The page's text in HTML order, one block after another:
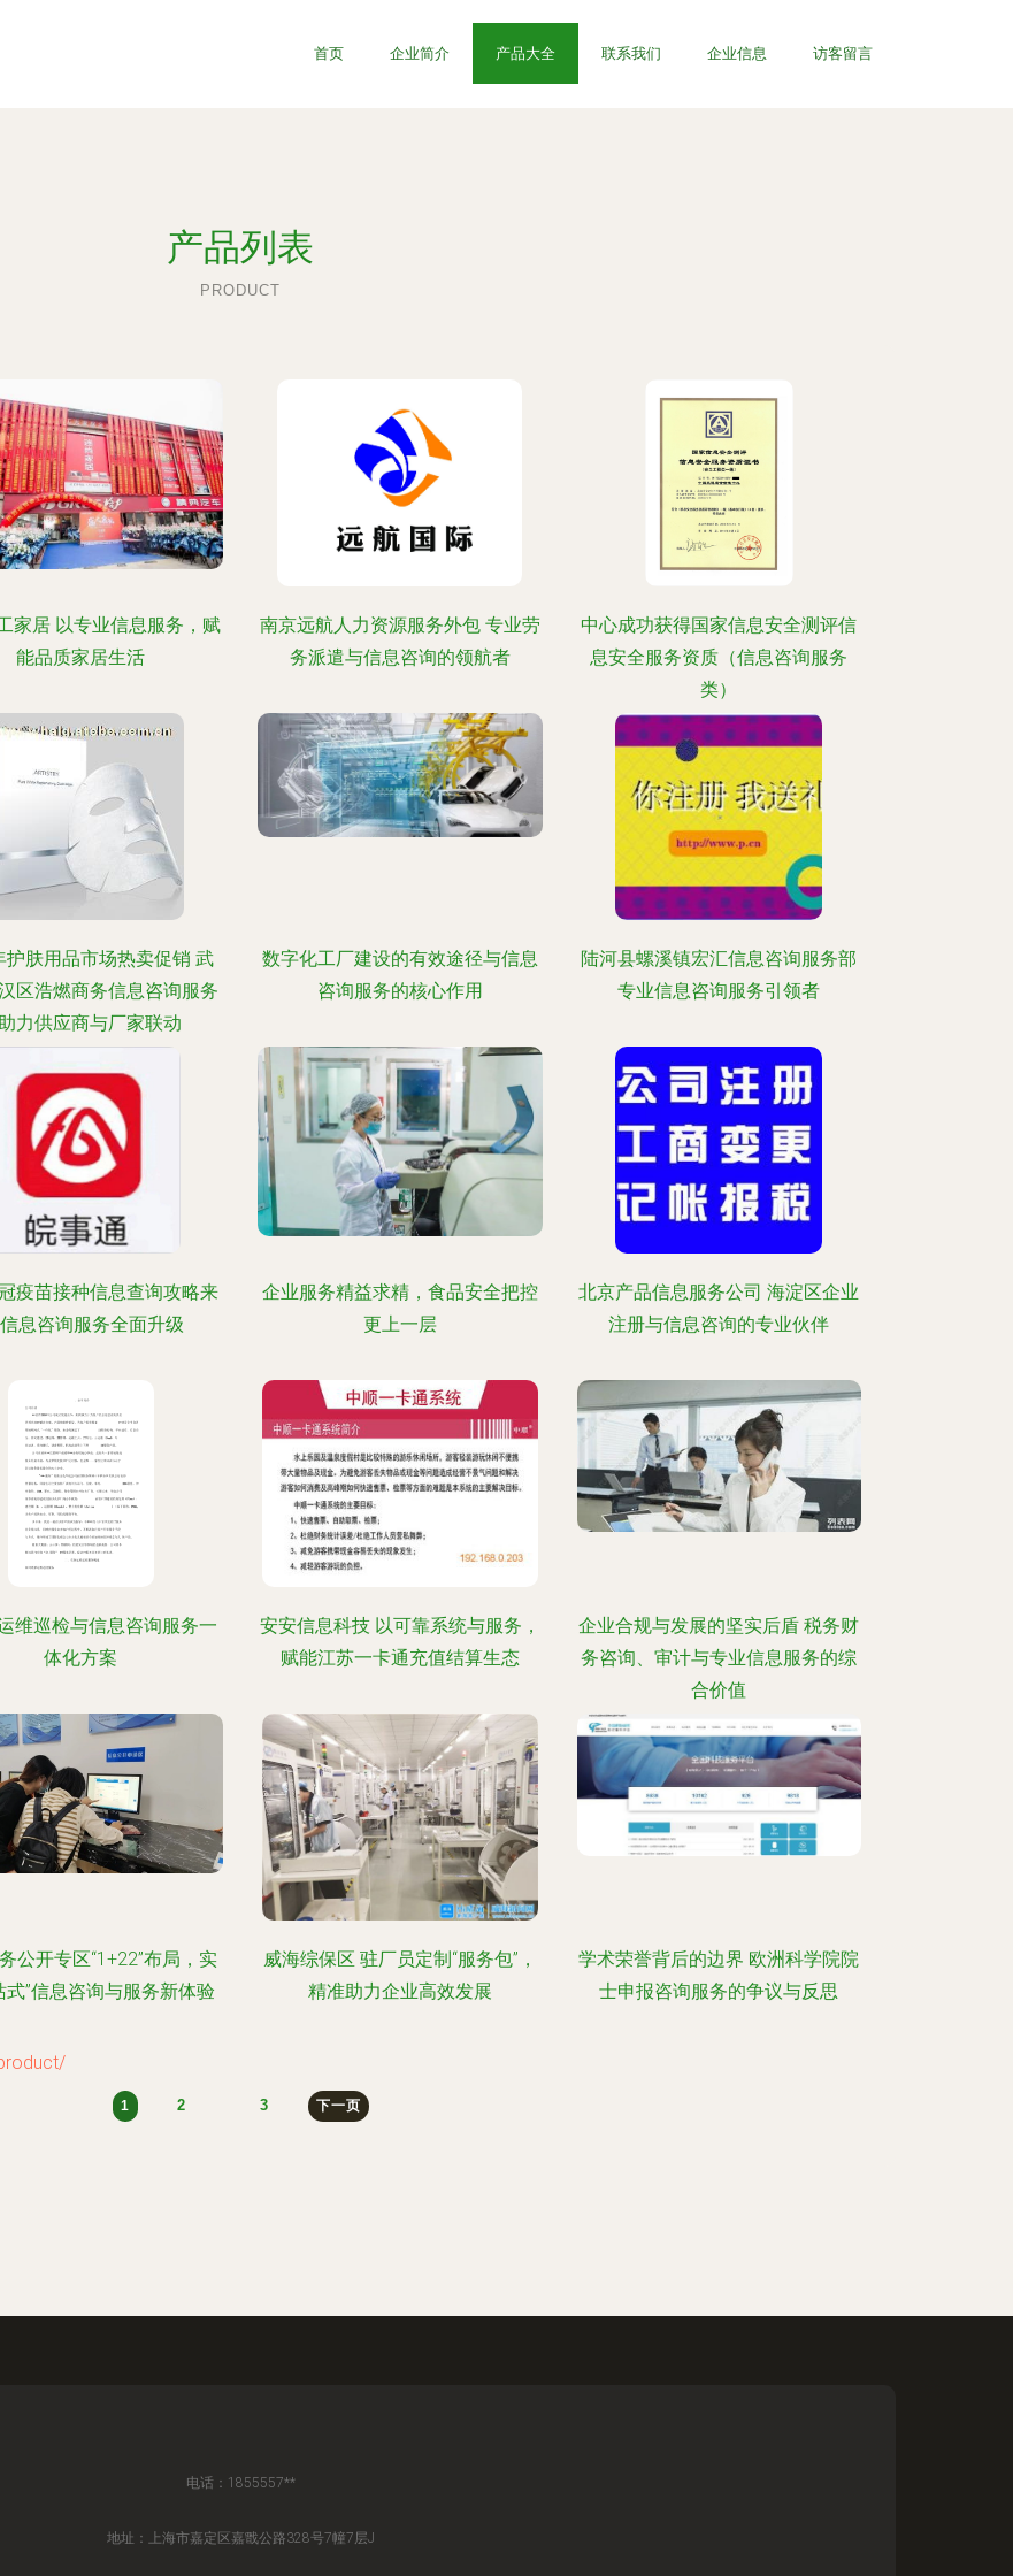
首页 企业简介 产品大全 联系我们 企业信息 访客留言
产品列表
PRODUCT
家居 以专业信息服务，赋
能品质家居生活
南京远航人力资源服务外包 专业劳
务派遣与信息咨询的领航者
中心成功获得国家信息安全测评信
息安全服务资质（信息咨询服务
类）
护肤用品市场热卖促销 武
区浩燃商务信息咨询服务
力供应商与厂家联动
数字化工厂建设的有效途径与信息
咨询服务的核心作用
陆河县螺溪镇宏汇信息咨询服务部
专业信息咨询服务引领者
疫苗接种信息查询攻略来
息咨询服务全面升级
企业服务精益求精，食品安全把控
更上一层
北京产品信息服务公司 海淀区企业
注册与信息咨询的专业伙伴
维巡检与信息咨询服务一
体化方案
安安信息科技 以可靠系统与服务，
赋能江苏一卡通充值结算生态
企业合规与发展的坚实后盾 税务财
务咨询、审计与专业信息服务的综
合价值
公开专区“1+22”布局，实
式”信息咨询与服务新体验
威海综保区 驻厂员定制“服务包”，
精准助力企业高效发展
学术荣誉背后的边界 欧洲科学院院
士申报咨询服务的争议与反思
1 2 3 下一页
电话：1855557**
地址：上海市嘉定区嘉戬公路328号7幢7层J